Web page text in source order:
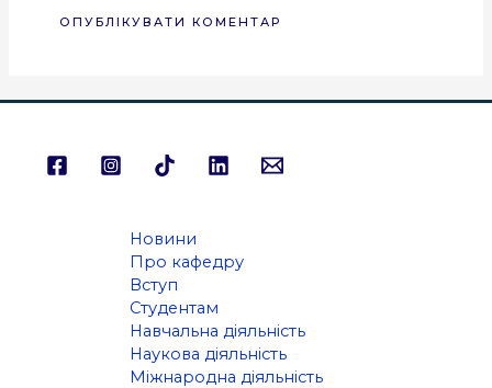
Новини
Про кафедру
Вступ
Студентам
Навчальна діяльність
Наукова діяльність
Міжнародна діяльність